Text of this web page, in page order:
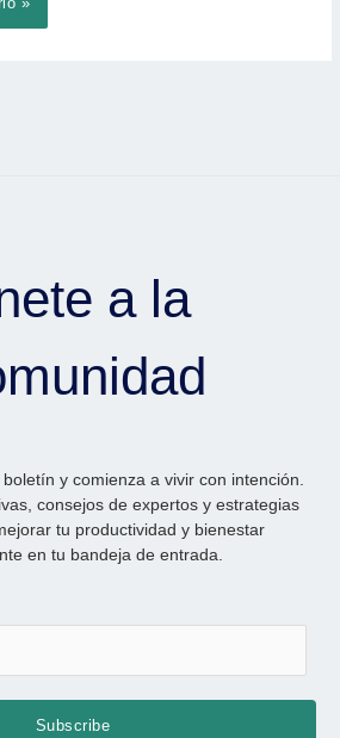
a la
y comienza a vivir con intención.
consejos de expertos y estrategias
tu productividad y bienestar
en tu bandeja de entrada.
Subscribe